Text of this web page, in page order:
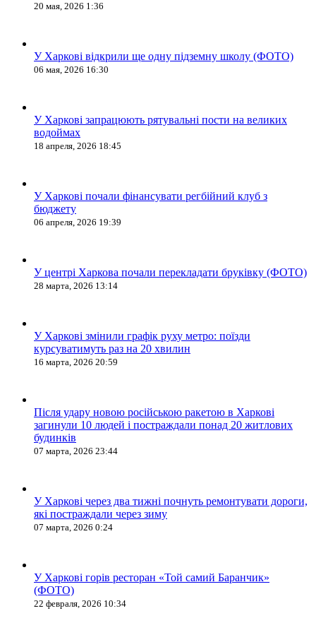
20 мая, 2026 1:36
У Харкові відкрили ще одну підземну школу (ФОТО)
06 мая, 2026 16:30
У Харкові запрацюють рятувальні пости на великих
водоймах
18 апреля, 2026 18:45
У Харкові почали фінансувати регбійний клуб з
бюджету
06 апреля, 2026 19:39
У центрі Харкова почали перекладати бруківку (ФОТО)
28 марта, 2026 13:14
У Харкові змінили графік руху метро: поїзди
курсуватимуть раз на 20 хвилин
16 марта, 2026 20:59
Після удару новою російською ракетою в Харкові
загинули 10 людей і постраждали понад 20 житлових
будинків
07 марта, 2026 23:44
У Харкові через два тижні почнуть ремонтувати дороги,
які постраждали через зиму
07 марта, 2026 0:24
У Харкові горів ресторан «Той самий Баранчик»
(ФОТО)
22 февраля, 2026 10:34